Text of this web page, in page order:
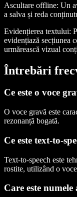
Ascultare offline: Un
a salva și reda
Evidențierea textului:
evidențiază secțiunea
urmărească vizual
Întrebări
Ce este o voce
O voce gravă este
rezonanță bogată.
Ce este text-to-
Text-to-speech este
rostite, utilizând o
Care este